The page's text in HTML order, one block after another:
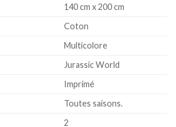
140 cm x 200 cm
Coton
Multicolore
Jurassic World
Imprimé
Toutes saisons.
2